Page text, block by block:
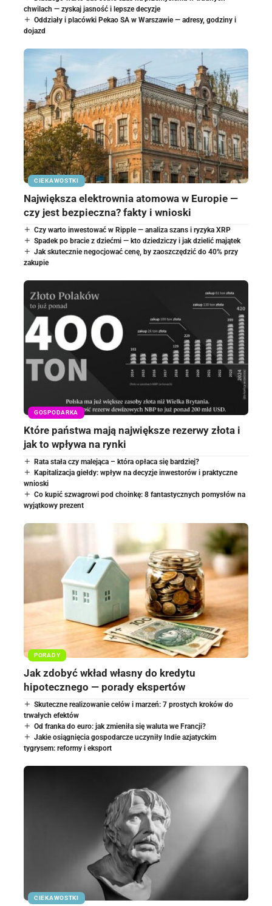
chwilach — zyskaj jasność i lepsze decyzje
Oddziały i placówki Pekao SA w Warszawie — adresy, godziny i
dojazd
CIEKAWOSTKI
Największa elektrownia atomowa w Europie —
czy jest bezpieczna? fakty i wnioski
Czy warto inwestować w Ripple — analiza szans i ryzyka XRP
Spadek po bracie z dziećmi — kto dziedziczy i jak dzielić majątek
Jak skutecznie negocjować cenę, by zaoszczędzić do 40% przy
zakupie
GOSPODARKA
Które państwa mają największe rezerwy złota i
jak to wpływa na rynki
Rata stała czy malejąca – która opłaca się bardziej?
Kapitalizacja giełdy: wpływ na decyzje inwestorów i praktyczne
wnioski
Co kupić szwagrowi pod choinkę: 8 fantastycznych pomysłów na
wyjątkowy prezent
PORADY
Jak zdobyć wkład własny do kredytu
hipotecznego — porady ekspertów
Skuteczne realizowanie celów i marzeń: 7 prostych kroków do
trwałych efektów
Od franka do euro: jak zmieniła się waluta we Francji?
Jakie osiągnięcia gospodarcze uczyniły Indie azjatyckim
tygrysem: reformy i eksport
CIEKAWOSTKI